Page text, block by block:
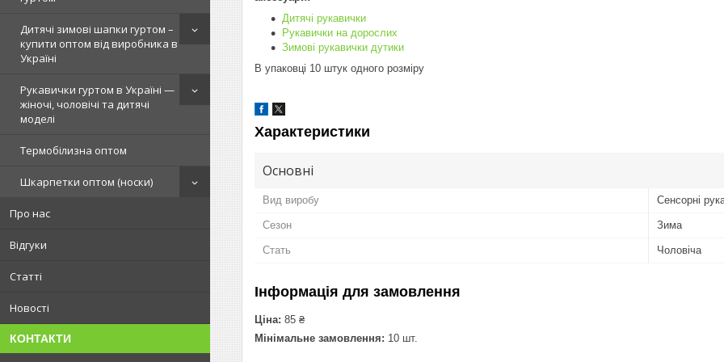
Дитячі зимові шапки гуртом –
купити оптом від виробника в
Україні
Рукавички гуртом в Україні —
жіночі, чоловічі та дитячі
моделі
Термобілизна оптом
Шкарпетки оптом (носки)
Про нас
Відгуки
Статті
Новості
КОНТАКТИ
Дитячі рукавички
Рукавички на дорослих
Зимові рукавички дутики
В упаковці 10 штук одного розміру
Характеристики
Основні
Вид виробу Сенсорні
Сезон Зима
Стать Чоловіча
Інформація для замовлення
Ціна: 85 ₴
Мінімальне замовлення: 10 шт.